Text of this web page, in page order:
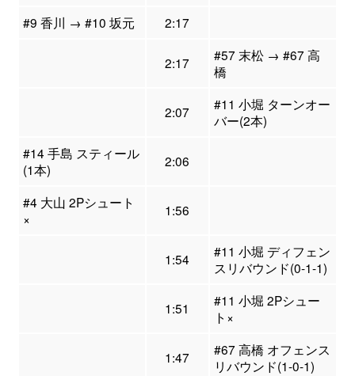
#9 香川 → #10 坂元 2:17
2:17
#57 末松 → #67 高
橋
2:07
#11 小堀 ターンオー
バー(2本)
#14 手島 スティール
(1本)
2:06
#4 大山 2Pシュート
×
1:56
1:54
#11 小堀 ディフェン
スリバウンド(0-1-1)
1:51
#11 小堀 2Pシュー
ト×
1:47
#67 高橋 オフェンス
リバウンド(1-0-1)